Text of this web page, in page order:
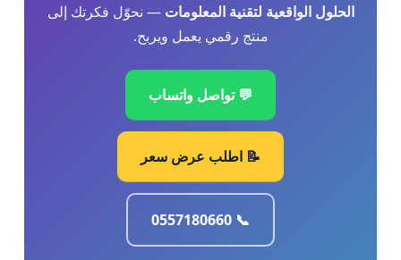
الحلول الواقعية لتقنية المعلومات — نحوّل فكرتك إلى
منتج رقمي يعمل ويربح.
💬 تواصل واتساب
📝 اطلب عرض سعر
📞 0557180660